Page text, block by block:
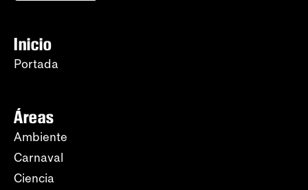
Inicio
Portada
Áreas
Ambiente
Carnaval
Ciencia